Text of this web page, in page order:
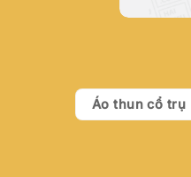
Áo thun cổ trụ